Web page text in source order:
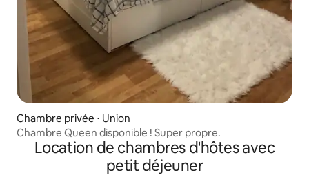
Chambre privée ⋅ Union
Chambre Queen disponible ! Super propre.
Location de chambres d'hôtes avec
petit déjeuner